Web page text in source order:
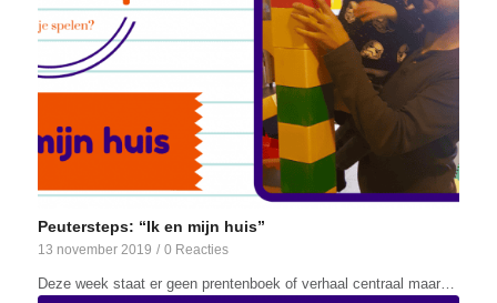
Peutersteps: “Ik en mijn huis”
13 november 2019 / 0 Reacties
Deze week staat er geen prentenboek of verhaal centraal maar…